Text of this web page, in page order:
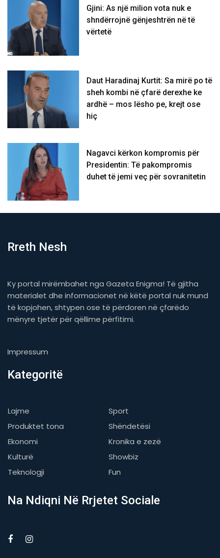
Gjini: As një milion vota nuk e
shndërrojnë gënjeshtrën në të
vërtetë
Daut Haradinaj Kurtit: Sa mirë po të
sheh kombi në çfarë derexhe ke
ardhë – mos lësho pe, krejt ose
hiç
Nagavci kërkon kompromis për
Presidentin: Të pakompromis
duhet të jemi veç për sovranitetin
Rreth Nesh
Ky portal mirëmbahet nga Gazeta Enigma! Të gjitha
materialet dhe informacionet në këtë portal nuk mund
të kopjohen, shtypen ose të përdoren në çfarëdo
mënyre tjetër për qëllime përfitimi.
Impressum
Kategoritë
Lajme
Sport
Produktet tona
Shëndetësi
Ekonomi
Kronika e zezë
Kulturë
Showbiz
Teknologji
Fun
Na Ndiqni Në Rrjetet Sociale